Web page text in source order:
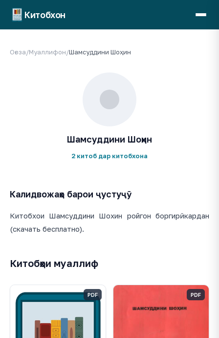
Китобхон
Оғоза/Муаллифон/Шамсуддини Шоҳин
Шамсуддини Шоҳин
2 китоб дар китобхона
Калидвожаҳо барои ҷустуҷӯ
Китобхои Шамсуддини Шохин ройгон боргирӣ кардан
(скачать бесплатно).
Китобҳои муаллиф
PDF PDF